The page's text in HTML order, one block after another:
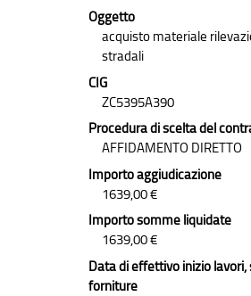
Oggetto
acquisto materiale
stradali
CIG
ZC5395A390
Procedura di scelta del
AFFIDAMENTO DIRETTO
Importo aggiudicazione
1639,00 €
Importo somme liquidate
1639,00 €
Data di effettivo inizio lavori,
forniture